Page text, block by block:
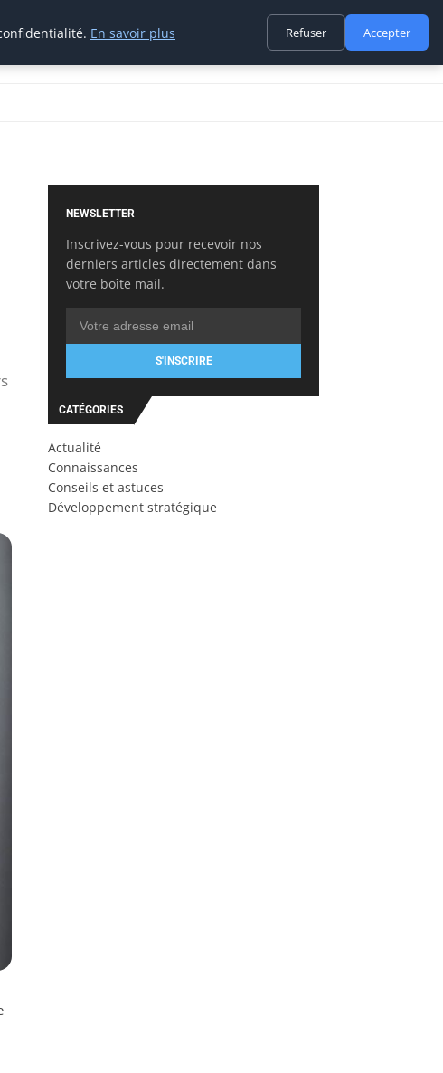
NEWSLETTER
Inscrivez-vous pour recevoir nos
derniers articles directement dans
votre boîte mail.
S'INSCRIRE
CATÉGORIES
Actualité
Connaissances
Conseils et astuces
Développement stratégique
En savoir plus Refuser Accepter